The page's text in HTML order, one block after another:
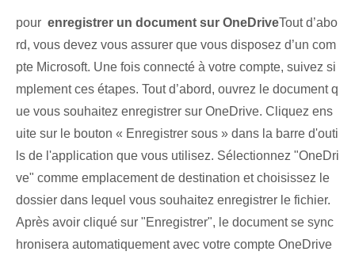
pour ⁣ enregistrer un document sur OneDriveTout d’abo
rd, vous devez vous assurer que vous disposez d’un com
pte Microsoft. ‌Une fois connecté⁤ à votre compte, suivez si
mplement ⁣ces étapes. Tout d’abord, ouvrez le document q
ue vous souhaitez enregistrer sur OneDrive. Cliquez ens
uite sur le bouton « Enregistrer sous » dans la barre d'outi
ls de l'application que vous utilisez. Sélectionnez "OneDri
ve" comme emplacement de destination et choisissez le
dossier dans lequel vous souhaitez enregistrer le fichier.
Après avoir cliqué sur "Enregistrer", le document se sync
hronisera automatiquement avec votre compte OneDrive